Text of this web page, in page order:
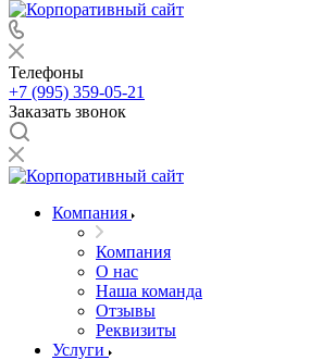
Телефоны
+7 (995) 359-05-21
Заказать звонок
Компания
Компания
О нас
Наша команда
Отзывы
Реквизиты
Услуги